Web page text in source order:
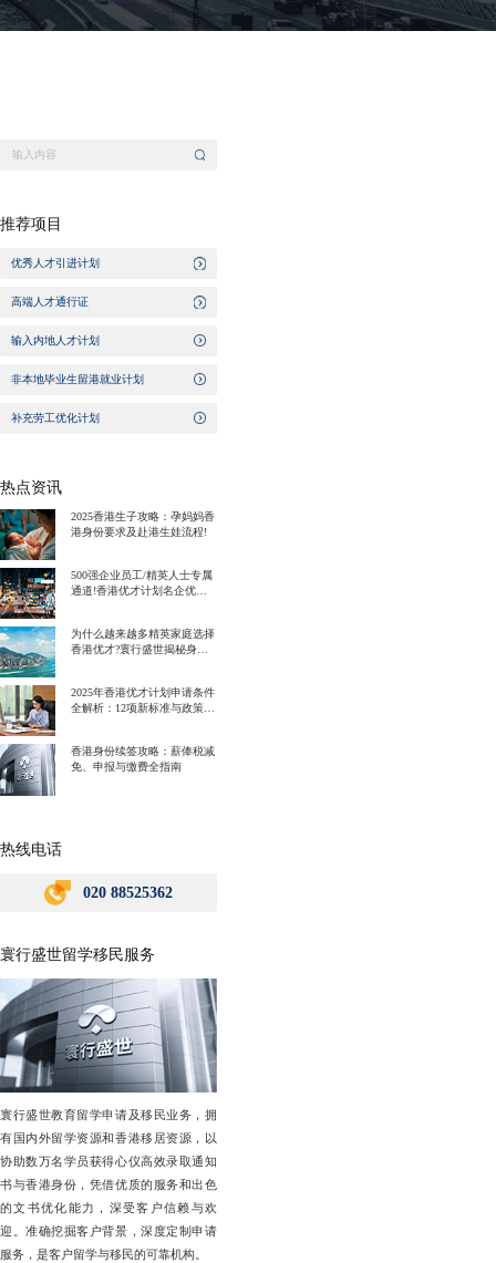
推荐项目
优秀人才引进计划
高端人才通行证
输入内地人才计划
非本地毕业生留港就业计划
补充劳工优化计划
热点资讯
2025香港生子攻略：孕妈妈香
港身份要求及赴港生娃流程!
500强企业员工/精英人士专属
通道!香港优才计划名企优势
为什么越来越多精英家庭选择
香港优才?寰行盛世揭秘身份
2025年香港优才计划申请条件
全解析：12项新标准与政策解
香港身份续签攻略：薪俸税减
免、申报与缴费全指南
热线电话
020 88525362
寰行盛世留学移民服务
寰行盛世教育留学申请及移民业务，拥
有国内外留学资源和香港移居资源，以
协助数万名学员获得心仪高效录取通知
书与香港身份，凭借优质的服务和出色
的文书优化能力，深受客户信赖与欢
迎。准确挖掘客户背景，深度定制申请
服务，是客户留学与移民的可靠机构。